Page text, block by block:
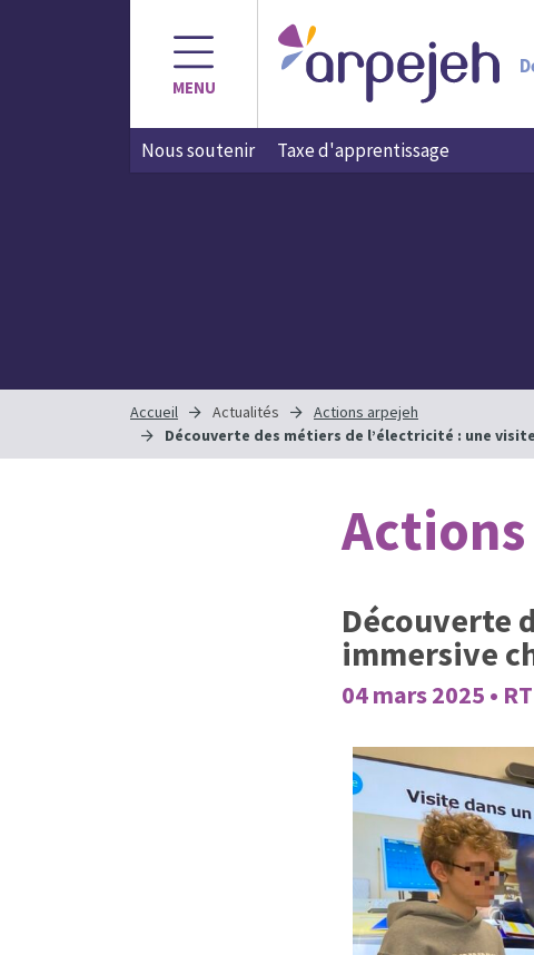
MENU
Nous soutenir Taxe d'apprentissage
Accueil Actualités
Actions arpejeh
Découverte des métiers de l’électricité : une
Découverte
immersive
04 mars 2025 •